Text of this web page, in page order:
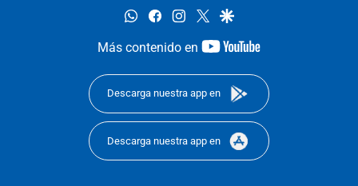
whatsappfacebookinstagram
twittergoogle
Más contenido en
youtube-
Descarga nuestra app en
Descarga nuestra app en